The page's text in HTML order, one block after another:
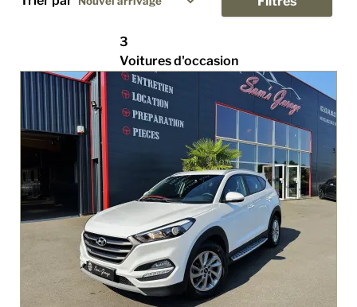
3
Voitures d'occasion